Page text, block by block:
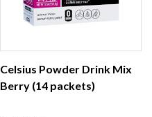
Celsius Powder Drink Mix
Berry (14 packets)